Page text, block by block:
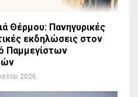
Θέρμου: Πανηγυρικές
εκδηλώσεις στον
Παμμεγίστων
2026